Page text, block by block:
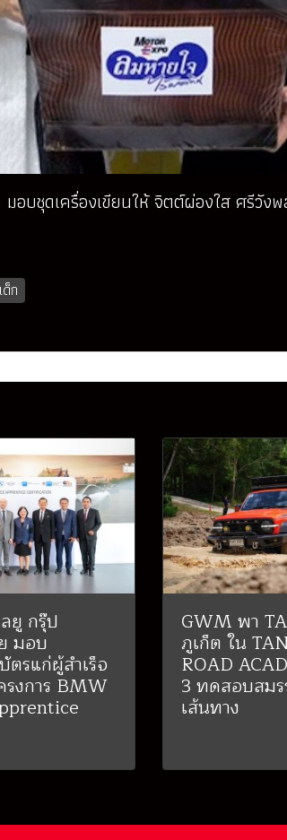
อบชุดเครื่องเขียนให้ จิตต์ผ่องใส ศรีวั
ด็ก
ยู กรุ๊ป
มอบ
ตรแก่ผู้สำเร็จ
รงการ BMW
GWM พา
ภูเก็ต ใน
ROAD
3 ทดสอบสม
เส้นทาง